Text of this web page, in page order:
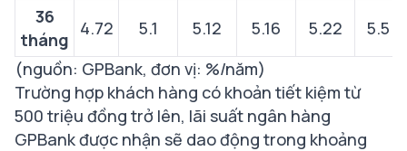
36
tháng
4.72 5.1 5.12 5.16 5.22
5.5
(nguồn: GPBank, đơn vị: %/năm)
Trường hợp khách hàng có khoản tiết kiệm từ
500 triệu đồng trở lên, lãi suất ngân hàng
GPBank được nhận sẽ dao động trong khoảng